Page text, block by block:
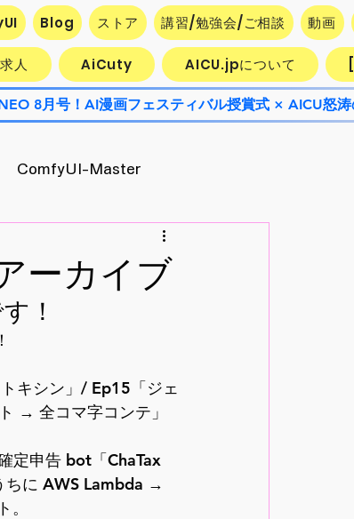
Blog ストア 講習/勉強会/ご相談 動画
求人 AiCuty AICU.jpについて
ComfyUI-Master
エクスポート
キャラ開発
ーカイブ
！
キシン」/ Ep15「ジェ
→ 全コマ字コンテ」
定申告 bot「ChaTax
ちに AWS Lambda →